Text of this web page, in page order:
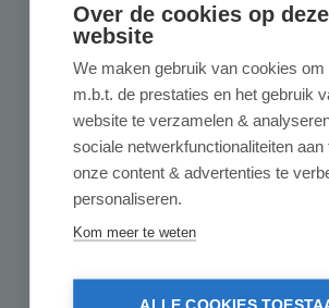
Deel uw ervaringen met andere klanten.
Schrijf een review
Alleen reviews weergeven in huidige
Gesorteerd op
review
Over de cookies op deze
website
We maken gebruik van cookies om
m.b.t. de prestaties en het gebruik
website te verzamelen &
sociale netwerkfunctionaliteiten aan
onze content & advertenties te
personaliseren.
Kom meer te weten
ALLE COOKIES